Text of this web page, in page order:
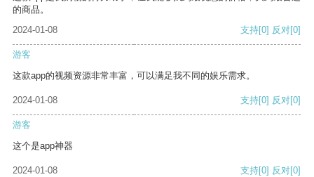
的商品。
2024-01-08
支持[0] 反对[0]
游客
这款app的视频资源非常丰富，可以满足我不同的娱乐需求。
2024-01-08 支持[0] 反对[0]
游客
这个是app神器
2024-01-08 支持[0] 反对[0]